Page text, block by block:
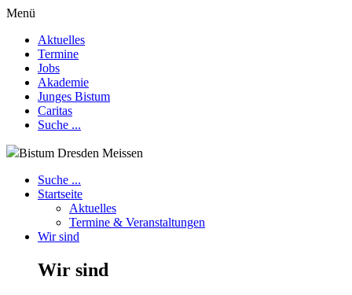
Menü
Aktuelles
Termine
Jobs
Akademie
Junges Bistum
Caritas
Suche ...
Bistum Dresden Meissen
Suche ...
Startseite
Aktuelles
Termine & Veranstaltungen
Wir sind
Wir sind